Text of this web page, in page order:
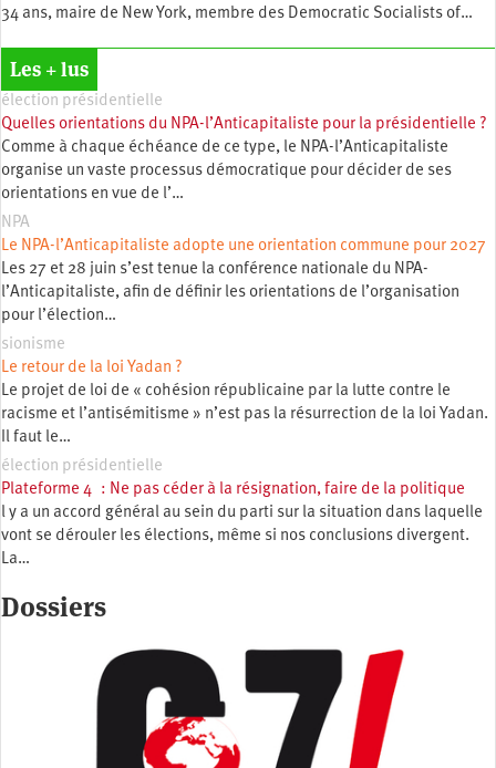
34 ans, maire de New York, membre des Democratic Socialists of…
Les + lus
élection présidentielle
Quelles orientations du NPA-l’Anticapitaliste pour la présidentielle ?
Comme à chaque échéance de ce type, le NPA-l’Anticapitaliste
organise un vaste processus démocratique pour décider de ses
orientations en vue de l’…
NPA
Le NPA-l’Anticapitaliste adopte une orientation commune pour 2027
Les 27 et 28 juin s’est tenue la conférence nationale du NPA-
l’Anticapitaliste, afin de définir les orientations de l’organisation
pour l’élection…
sionisme
Le retour de la loi Yadan ?
Le projet de loi de « cohésion républicaine par la lutte contre le
racisme et l’antisémitisme » n’est pas la résurrection de la loi Yadan.
Il faut le…
élection présidentielle
Plateforme 4 : Ne pas céder à la résignation, faire de la politique
l y a un accord général au sein du parti sur la situation dans laquelle
vont se dérouler les élections, même si nos conclusions divergent.
La…
Dossiers